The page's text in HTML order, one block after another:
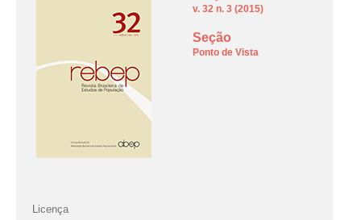
v. 32 n. 3 (2015)
Seção
Ponto de Vista
Licença